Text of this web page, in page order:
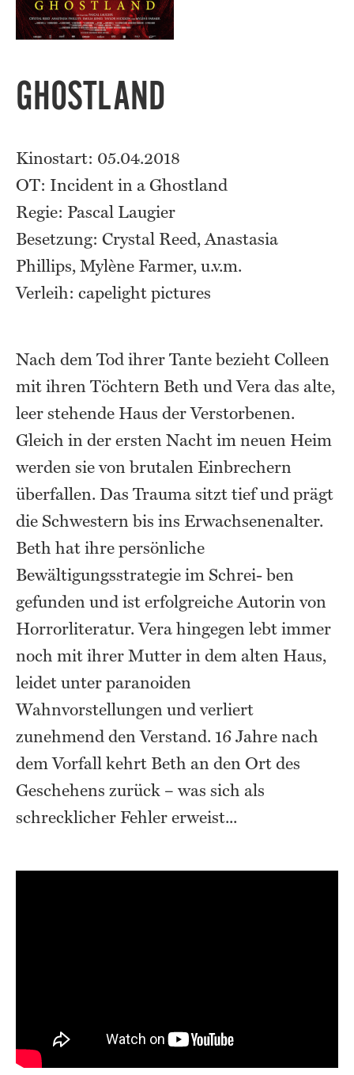
GHOSTLAND
Kinostart: 05.04.2018
OT: Incident in a Ghostland
Regie: Pascal Laugier
Besetzung: Crystal Reed, Anastasia
Phillips, Mylène Farmer, u.v.m.
Verleih: capelight pictures
Nach dem Tod ihrer Tante bezieht Colleen
mit ihren Töchtern Beth und Vera das alte,
leer stehende Haus der Verstorbenen.
Gleich in der ersten Nacht im neuen Heim
werden sie von brutalen Einbrechern
überfallen. Das Trauma sitzt tief und prägt
die Schwestern bis ins Erwachsenenalter.
Beth hat ihre persönliche
Bewältigungsstrategie im Schrei- ben
gefunden und ist erfolgreiche Autorin von
Horrorliteratur. Vera hingegen lebt immer
noch mit ihrer Mutter in dem alten Haus,
leidet unter paranoiden
Wahnvorstellungen und verliert
zunehmend den Verstand. 16 Jahre nach
dem Vorfall kehrt Beth an den Ort des
Geschehens zurück – was sich als
schrecklicher Fehler erweist...